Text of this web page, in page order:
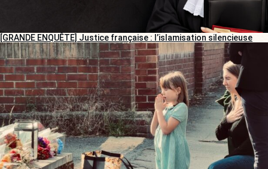
[GRANDE ENQUÊTE] Justice française : l’islamisation silencieuse